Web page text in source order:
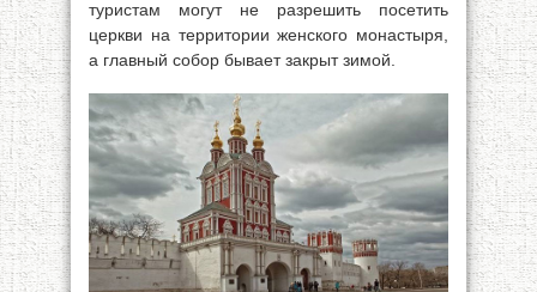
туристам могут не разрешить посетить
церкви на территории женского монастыря,
а главный собор бывает закрыт зимой.